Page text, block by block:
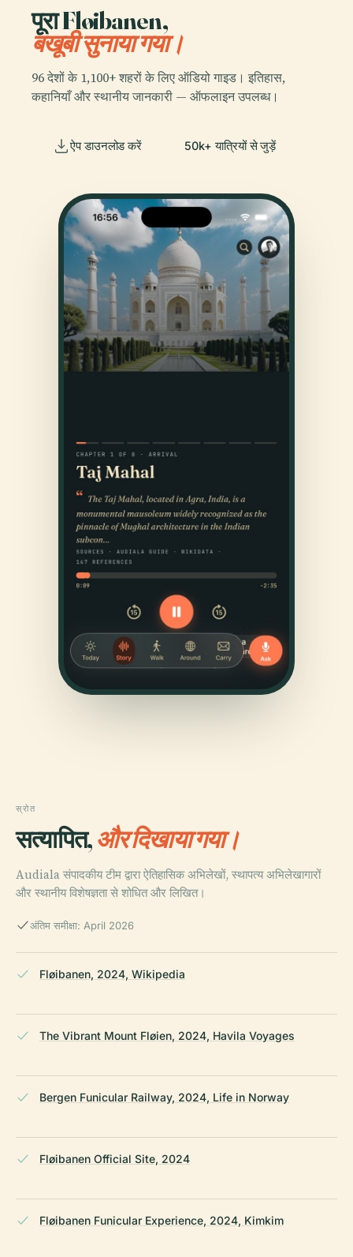
पूरा Fløibanen,
बखूबी सुनाया गया।
96 देशों के 1,100+ शहरों के लिए ऑडियो गाइड। इतिहास,
कहानियाँ और स्थानीय जानकारी — ऑफलाइन उपलब्ध।
ऐप डाउनलोड करें 50k+ यात्रियों से जुड़ें
स्रोत
सत्यापित,और दिखाया गया।
Audiala संपादकीय टीम द्वारा ऐतिहासिक अभिलेखों, स्थापत्य अभिलेखागारों
और स्थानीय विशेषज्ञता से शोधित और लिखित।
अंतिम समीक्षा: April 2026
Fløibanen, 2024, Wikipedia
The Vibrant Mount Fløien, 2024, Havila Voyages
Bergen Funicular Railway, 2024, Life in Norway
Fløibanen Official Site, 2024
Fløibanen Funicular Experience, 2024, Kimkim